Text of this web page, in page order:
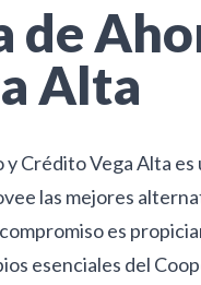
de
Alta
Crédito Vega Alta
las mejores
es
esenciales del